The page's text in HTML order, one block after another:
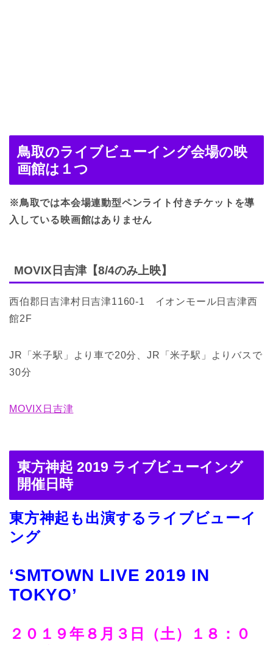
鳥取のライブビューイング会場の映
画館は１つ
※鳥取では本会場連動型ペンライト付きチケットを導
入している映画館はありません
MOVIX日吉津【8/4のみ上映】
西伯郡日吉津村日吉津1160-1 イオンモール日吉津西
館2F
JR「米子駅」より車で20分、JR「米子駅」よりバスで
30分
MOVIX日吉津
東方神起 2019 ライブビューイング
開催日時
東方神起も出演する ライブビューイ
ング
‘SMTOWN LIVE 2019 IN
TOKYO’
２０１９年８月３日（土）１８：０